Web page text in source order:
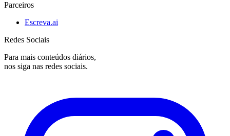
Parceiros
Escreva.ai
Redes Sociais
Para mais conteúdos diários,
nos siga nas redes sociais.